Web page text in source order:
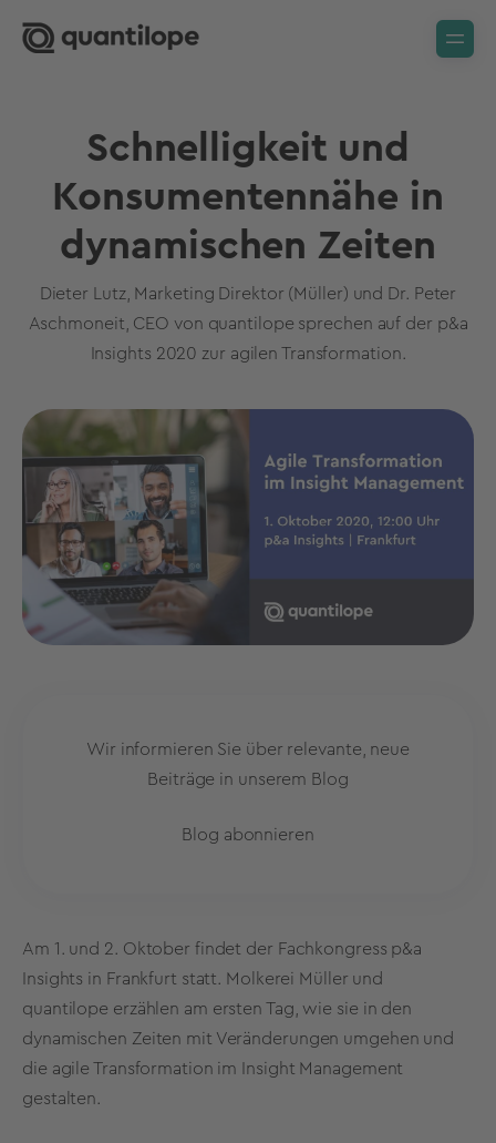
Schnelligkeit und
Konsumentennähe in
dynamischen Zeiten
Dieter Lutz, Marketing Direktor (Müller) und Dr. Peter
Aschmoneit, CEO von quantilope sprechen auf der p&a
Insights 2020 zur agilen Transformation.
Wir informieren Sie über relevante, neue
Beiträge in unserem Blog
Blog abonnieren
Am 1. und 2. Oktober findet der Fachkongress p&a
Insights in Frankfurt statt. Molkerei Müller und
quantilope erzählen am ersten Tag, wie sie in den
dynamischen Zeiten mit Veränderungen umgehen und
die agile Transformation im Insight Management
gestalten.